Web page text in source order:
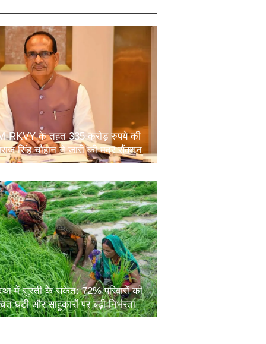
RKVY के तहत 335 करोड़ रुपये की
सिंह चौहान ने जारी की मदर सैंक्शन
में सुस्ती के संकेत: 72% परिवारों की
घटी और साहूकारों पर बढ़ी निर्भरता